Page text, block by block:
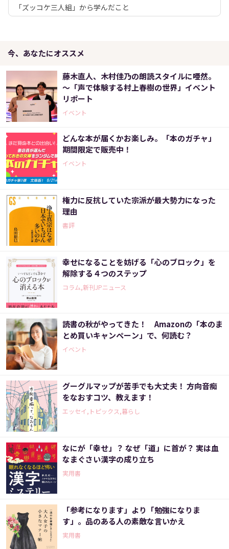
「ズッコケ三人組」から学んだこと
今、あなたにオススメ
藤木直人、木村佳乃の朗読スタイルに唖然。
～「声で体験する村上春樹の世界」イベント
リポート
イベント
どんな本が届くかお楽しみ。「本のガチャ」
期間限定で販売中！
イベント
権力に反抗していた宗派が最大勢力になった
理由
書評
幸せになることを妨げる「心のブロック」を
解除する４つのステップ
コラム,新刊JPニュース
読書の秋がやってきた！ Amazonの「本のま
とめ買いキャンペーン」で、何読む？
イベント
グーグルマップが苦手でも大丈夫！ 方向音痴
をなおすコツ、教えます！
エッセイ,トピックス,暮らし
なにが「幸せ」？ なぜ「道」に首が？ 実は血
なまぐさい漢字の成り立ち
実用書
「参考になります」より「勉強になりま
す」。品のある人の素敵な言いかえ
実用書